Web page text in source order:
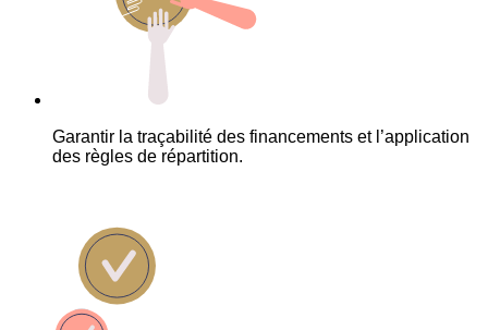
Garantir la traçabilité des financements et l’application
des règles de répartition.